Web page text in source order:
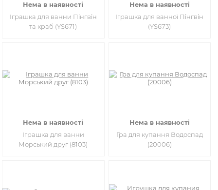
Нема в наявності
Іграшка для ванни Пінгвін
та краб (YS671)
Нема в наявності
Іграшка для ванної Пінгвін
(YS673)
Нема в наявності
Іграшка для ванни
Морський друг (8103)
Нема в наявності
Гра для купання Водоспад
(20006)